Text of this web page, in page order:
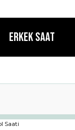
Erkek Saat